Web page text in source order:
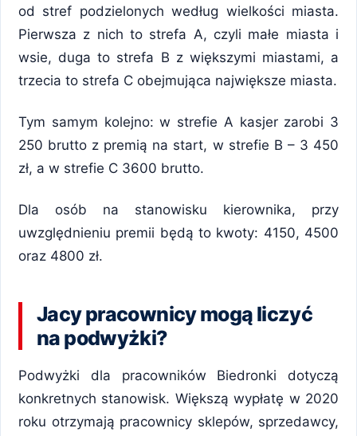
od stref podzielonych według wielkości miasta.
Pierwsza z nich to strefa A, czyli małe miasta i
wsie, duga to strefa B z większymi miastami, a
trzecia to strefa C obejmująca największe miasta.
Tym samym kolejno: w strefie A kasjer zarobi 3
250 brutto z premią na start, w strefie B – 3 450
zł, a w strefie C 3600 brutto.
Dla osób na stanowisku kierownika, przy
uwzględnieniu premii będą to kwoty: 4150, 4500
oraz 4800 zł.
Jacy pracownicy mogą liczyć
na podwyżki?
Podwyżki dla pracowników Biedronki dotyczą
konkretnych stanowisk. Większą wypłatę w 2020
roku otrzymają pracownicy sklepów, sprzedawcy,